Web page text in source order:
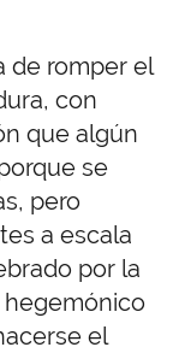
de romper el
con
que algún
se
pero
a escala
por la
hegemónico
el